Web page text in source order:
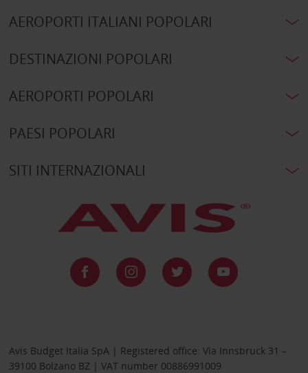
AEROPORTI ITALIANI POPOLARI
DESTINAZIONI POPOLARI
AEROPORTI POPOLARI
PAESI POPOLARI
SITI INTERNAZIONALI
Avis Budget Italia SpA | Registered office: Via Innsbruck 31 –
39100 Bolzano BZ | VAT number 00886991009